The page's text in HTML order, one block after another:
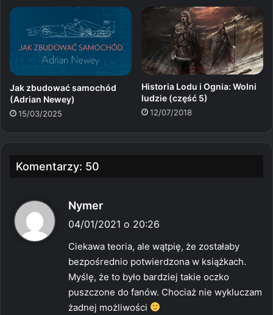
Jak zbudować samochód
(Adrian Newey)
15/03/2025
Historia Lodu i Ognia: Wolni
ludzie (część 5)
12/07/2018
Komentarzy: 50
Nymer
i
e
:
04/01/2021 o 20:26
Ciekawa teoria, ale wątpię, że zostałaby
bezpośrednio potwierdzona w książkach.
Myślę, że to było bardziej takie oczko
puszczone do fanów. Chociaż nie wykluczam
żadnej możliwości